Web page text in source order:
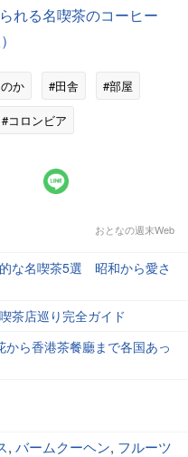
れる名喫茶のコーヒー
か #田舎
#部屋
#コロンビア
おとなの週末Web
な名喫茶5選 昭和から愛さ
茶店巡り完全ガイド
ら香港茶餐廳まで各国あっ
, バームクーヘン, フルーツ